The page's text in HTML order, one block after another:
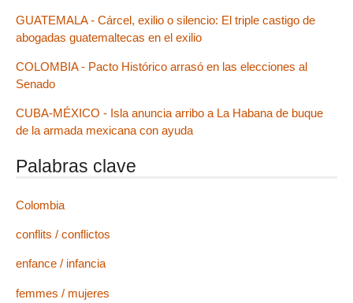
GUATEMALA - Cárcel, exilio o silencio: El triple castigo de
abogadas guatemaltecas en el exilio
COLOMBIA - Pacto Histórico arrasó en las elecciones al
Senado
CUBA-MÉXICO - Isla anuncia arribo a La Habana de buque
de la armada mexicana con ayuda
Palabras clave
Colombia
conflits / conflictos
enfance / infancia
femmes / mujeres